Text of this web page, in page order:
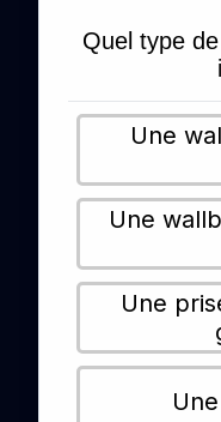
Quel type
Une
Une
Une